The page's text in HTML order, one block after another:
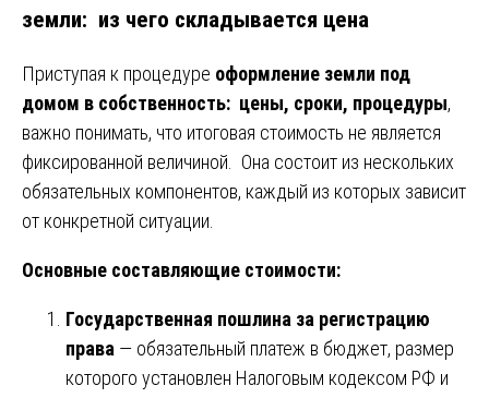
земли: из чего складывается цена
Приступая к процедуре оформление земли под
домом в собственность: цены, сроки, процедуры,
важно понимать, что итоговая стоимость не является
фиксированной величиной. Она состоит из нескольких
обязательных компонентов, каждый из которых зависит
от конкретной ситуации.
Основные составляющие стоимости:
Государственная пошлина за регистрацию
права — обязательный платеж в бюджет, размер
которого установлен Налоговым кодексом РФ и